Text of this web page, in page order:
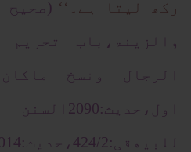
رکھ لیتا ہے۔‘‘ (صحیح
والزینۃ،باب
الرجال ونسخ
للبیھقی:424/2،حدیث:4014۔)